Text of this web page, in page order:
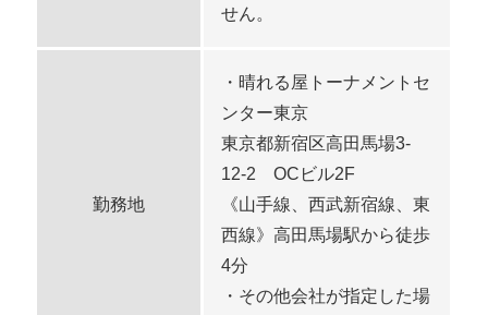
せん。
勤務地
・晴れる屋トーナメントセ
ンター東京
東京都新宿区高田馬場3-
12-2 OCビル2F
《山手線、西武新宿線、東
西線》高田馬場駅から徒歩
4分
・その他会社が指定した場